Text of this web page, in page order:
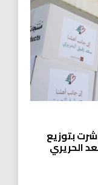
بتوزيع
الحريري